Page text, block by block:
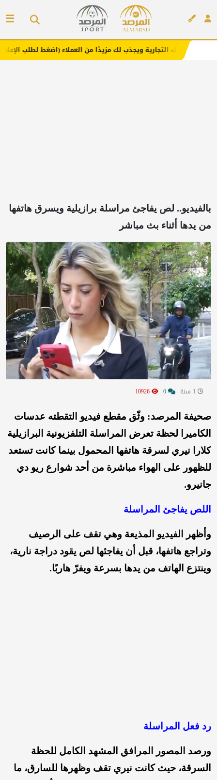
ويجذب لك مزيدًا من العملاء (اضغط لطلب الإعلان)
بالفيديو.. لص يفاجئ مراسلة برازيلية ويسرق هاتفها
من يدها أثناء بث مباشر
صحيفة المرصد: وثّق مقطع فيديو التقطته عدسات
الكاميرا لحظة تعرض المراسلة التلفزيونية البرازيلية
كلارا نيري لسرقة هاتفها المحمول بينما كانت تستعد
للظهور على الهواء مباشرة من أحد شوارع ريو دي
جانيرو.
اللص يفاجئ المراسلة
وأظهر الفيديو المذيعة وهي تقف على الرصيف
وتراجع هاتفها، قبل أن يفاجئها لص يقود دراجة نارية،
وينتزع الهاتف من يدها بسرعة ويفرّ هاربًا.
رد فعل المراسلة
ورصد المصور المرافق المشهد الكامل للحظة
السرقة، حيث كانت نيري تقف وظهرها للسارق، ما